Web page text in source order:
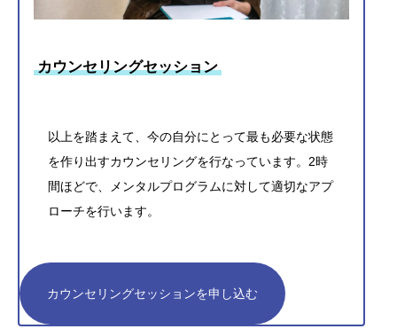
カウンセリングセッション
以上を踏まえて、今の自分にとって最も必要な状態
を作り出すカウンセリングを行なっています。2時
間ほどで、メンタルプログラムに対して適切なアプ
ローチを行います。
カウンセリングセッションを申し込む